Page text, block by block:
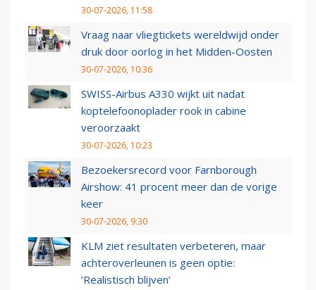
30-07-2026, 11:58
Vraag naar vliegtickets wereldwijd onder
druk door oorlog in het Midden-Oosten
30-07-2026, 10:36
SWISS-Airbus A330 wijkt uit nadat
koptelefoonoplader rook in cabine
veroorzaakt
30-07-2026, 10:23
Bezoekersrecord voor Farnborough
Airshow: 41 procent meer dan de vorige
keer
30-07-2026, 9:30
KLM ziet resultaten verbeteren, maar
achteroverleunen is geen optie:
‘Realistisch blijven’